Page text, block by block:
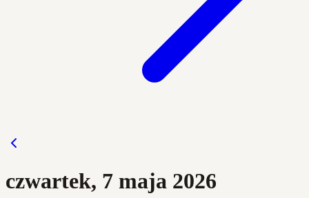
czwartek, 7 maja 2026